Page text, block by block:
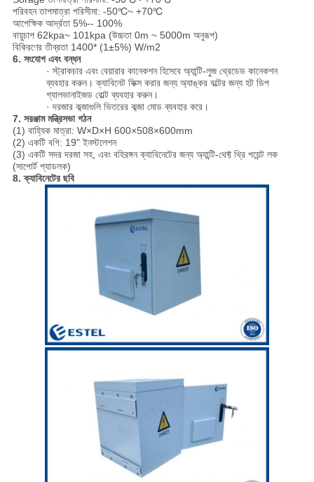
পরিবহন তাপমাত্রা পরিসীমা: -50℃~ +70℃
আপেক্ষিক আর্দ্রতা 5%-- 100%
বায়ুচাপ 62kpa~ 101kpa (উচ্চতা 0m ~ 5000m অনুরূপ)
বিকিরণের তীব্রতা 1400* (1±5%) W/m2
6. সংযোগ এবং বন্ধন
· স্ট্রাকচার এবং বেয়ারার কানেকশন হিসেবে অ্যান্টি-লুজ থ্রেডেড কানেকশন
ব্যবহার করুন। ক্যাবিনেট ফিক্স করার জন্য অ্যাঙ্কর বল্টের জন্য হট ডিপ
গ্যালভানাইজড বোল্ট ব্যবহার করুন।
· দরজার কব্জাগুলি ভিতরের কব্জা মোড ব্যবহার করে।
7. সরঞ্জাম মন্ত্রিসভা গঠন
(1) বাহ্যিক মাত্রা: W×D×H 600×508×600mm
(2) একটি বগি: 19" ইনস্টলেশন
(3) একটি সদর দরজা সহ, এবং বহিরঙ্গন ক্যাবিনেটের জন্য অ্যান্টি-থেফ্ট থ্রি পয়েন্ট লক
(সাপোর্ট প্যাডলক)
8. ক্যাবিনেটের ছবি